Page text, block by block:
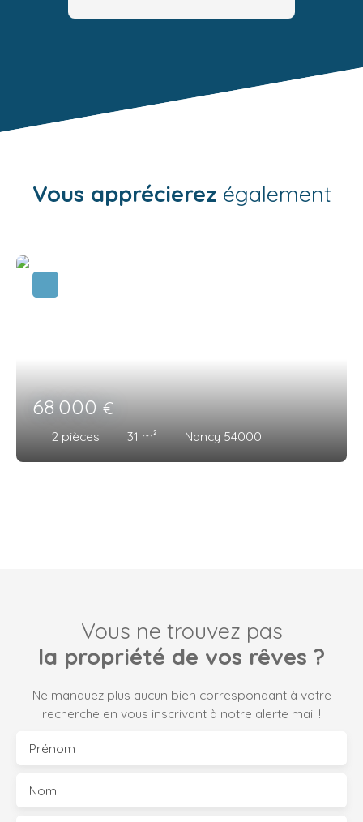
Vous apprécierez également
68 000€
2 pièces 31 m² Nancy 54000
Vous ne trouvez pas
la propriété de vos rêves ?
Ne manquez plus aucun bien correspondant à votre
recherche en vous inscrivant à notre alerte mail !
Prénom
Nom